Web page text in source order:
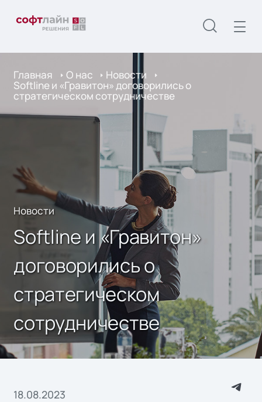
Главная О нас Новости
Softline и «Гравитон» договорились о
стратегическом сотрудничестве
Новости
Softline и «Гравитон»
договорились о
стратегическом
сотрудничестве
18.08.2023